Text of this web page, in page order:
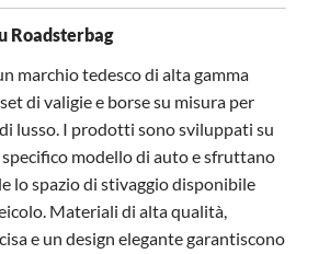
Roadsterbag
marchio tedesco di alta gamma
di valigie e borse su misura per
lusso. I prodotti sono sviluppati su
modello di auto e sfruttano
lo spazio di stivaggio disponibile
Materiali di alta qualità,
e un design elegante garantiscono